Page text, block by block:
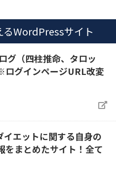
るWordPressサイト
グ（四柱推命、タロッ
グインページURL改変
イエットに関する自身の
をまとめたサイト！全て